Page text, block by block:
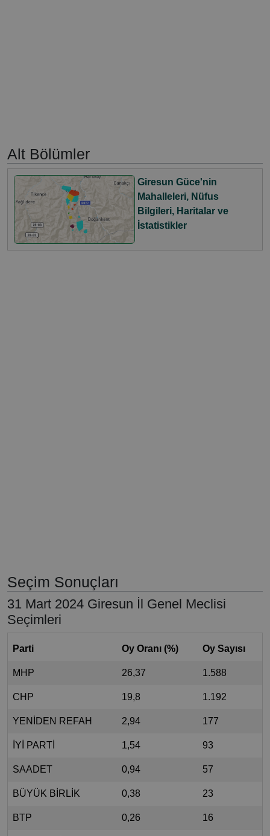
Alt Bölümler
Giresun Güce'nin
Mahalleleri, Nüfus
Bilgileri, Haritalar ve
İstatistikler
Seçim Sonuçları
31 Mart 2024 Giresun İl Genel Meclisi
Seçimleri
Parti Oy Oranı (%) Oy Sayısı
MHP 26,37 1.588
CHP 19,8 1.192
YENİDEN REFAH 2,94 177
İYİ PARTİ 1,54 93
SAADET 0,94 57
BÜYÜK BİRLİK 0,38 23
BTP 0,26 16